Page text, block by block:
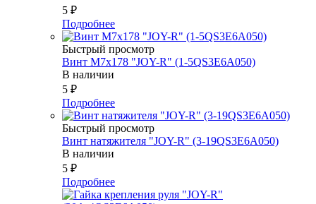
5 ₽
Подробнее
Быстрый просмотр
Винт М7х178 "JOY-R" (1-5QS3E6A050)
В наличии
5 ₽
Подробнее
Быстрый просмотр
Винт натяжителя "JOY-R" (3-19QS3E6A050)
В наличии
5 ₽
Подробнее